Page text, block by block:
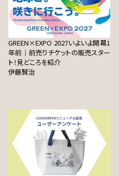
GREEN×EXPO 2027いよいよ開幕1
年前｜前売りチケットの販売スター
ト！見どころを紹介
伊藤賢治